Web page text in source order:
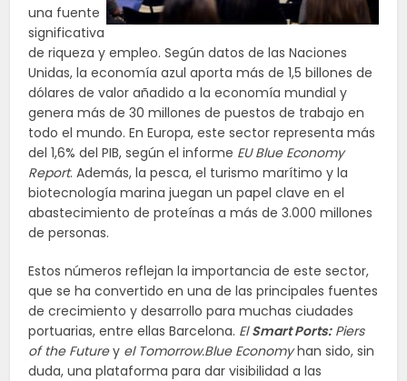
una fuente
significativa
de riqueza y empleo. Según datos de las Naciones
Unidas, la economía azul aporta más de 1,5 billones de
dólares de valor añadido a la economía mundial y
genera más de 30 millones de puestos de trabajo en
todo el mundo. En Europa, este sector representa más
del 1,6% del PIB, según el informe EU Blue Economy
Report. Además, la pesca, el turismo marítimo y la
biotecnología marina juegan un papel clave en el
abastecimiento de proteínas a más de 3.000 millones
de personas.
Estos números reflejan la importancia de este sector,
que se ha convertido en una de las principales fuentes
de crecimiento y desarrollo para muchas ciudades
portuarias, entre ellas Barcelona. ElSmart Ports:Piers
of the Futurey el Tomorrow.Blue Economyhan sido, sin
duda, una plataforma para dar visibilidad a las